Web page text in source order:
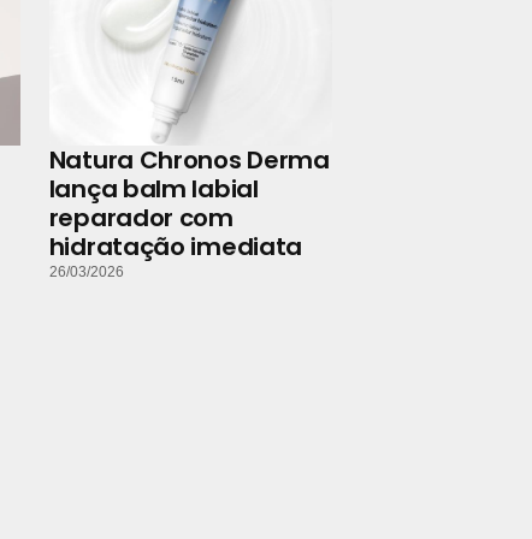
Natura Chronos Derma
lança balm labial
reparador com
hidratação imediata
26/03/2026